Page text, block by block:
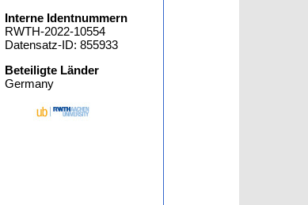
Interne Identnummern
RWTH-2022-10554
Datensatz-ID: 855933
Beteiligte Länder
Germany